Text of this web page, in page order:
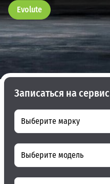
Evolute
Записаться на сервис
Выберите марку
Выберите модель